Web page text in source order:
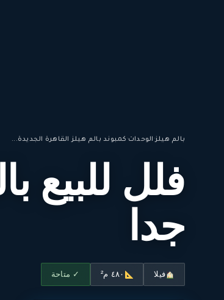
بالم هيلز· الوحدات· كمبوند بالم هيلز القاهرة الجديدة...
فلل للبيع
جدا
فيلا ٤٨٠ م² ✓ متاحة